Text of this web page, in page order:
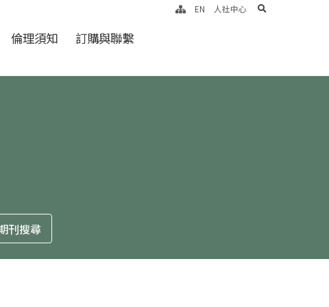
倫理須知 訂購與聯繫
EN 人社中心 search